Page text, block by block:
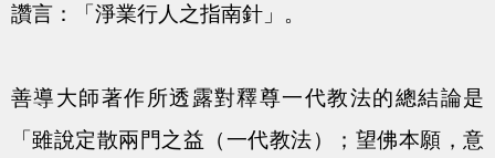
讚言：「淨業行人之指南針」。
善導大師著作所透露對釋尊一代教法的總結論是
「雖說定散兩門之益（一代教法）；望佛本願，意